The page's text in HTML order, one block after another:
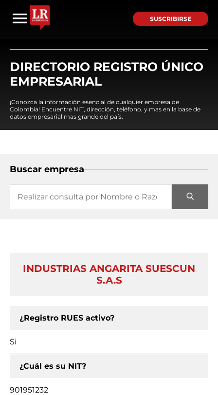
SUSCRIBIRSE
DIRECTORIO REGISTRO ÚNICO
EMPRESARIAL
¡Conozca la información esencial de cualquier empresa de
Colombia! Encuentre NIT, dirección, teléfono, y mas en la base de
datos empresarial mas grande del país.
Buscar empresa
INDUSTRIAS ANGARITA SUESCUN
S.A.S
¿Registro RUES activo?
Si
¿Cuál es su NIT?
901951232